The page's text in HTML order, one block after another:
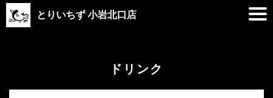
とりいちず 小岩北口店
ドリンク